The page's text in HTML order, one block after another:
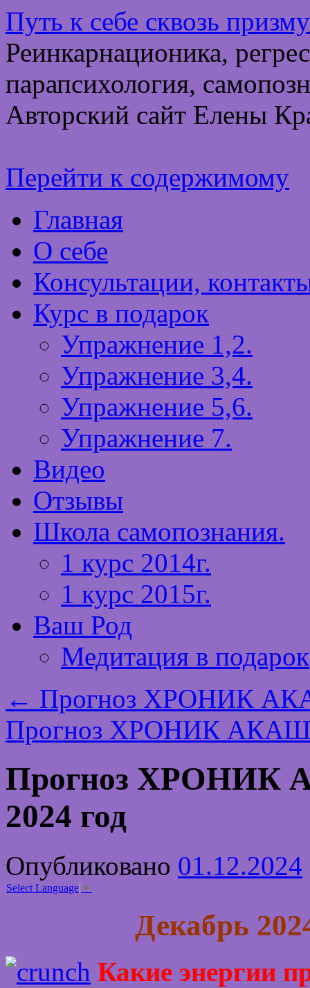
Путь к себе сквозь
Реинкарнационика,
парапсихология,
Авторский сайт Елены
Перейти к содержимому
Главная
О себе
Консультации,
Курс в подарок
Упражнение 1,2.
Упражнение 3,4.
Упражнение 5,6.
Упражнение 7.
Видео
Отзывы
Школа самопознания.
1 курс 2014г.
1 курс 2015г.
Ваш Род
Медитация в подарок
← Прогноз ХРОНИК
Прогноз ХРОНИК
Прогноз ХРОНИК
2024 год
Опубликовано 01.12.2024
Select Language ▼
Декабрь
Какие энергии